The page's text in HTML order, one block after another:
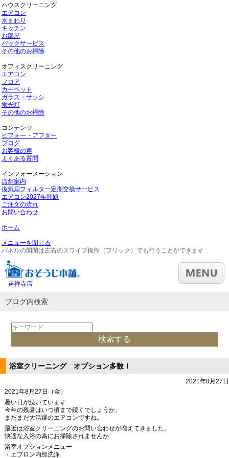
ハウスクリーニング
エアコン
水まわり
キッチン
お部屋
パックサービス
その他のお掃除
オフィスクリーニング
エアコン
フロア
カーペット
ガラス・サッシ
蛍光灯
その他のお掃除
コンテンツ
ビフォー・アフター
ブログ
お客様の声
よくある質問
インフォーメーション
店舗案内
換気扇フィルター定期交換サービス
エアコン2027年問題
ご注文の流れ
お問い合わせ
ホーム
メニューを閉じる
パネルの開閉は左右のスワイプ操作（フリック）でも行うことができます
吉祥寺店
ブログ内検索
浴室クリーニング オプション多数！
2021年8月27日
2021年8月27日（金）
暑い日が続いています
今年の残暑はいつ頃まで続くでしょうか。
まだまだ大活躍のエアコンですね。
最近は浴室クリーニングのお問い合わせが増えてきました。
快適な入浴の為にお掃除されませんか
浴室オプションメニュー
・エプロン内部洗浄